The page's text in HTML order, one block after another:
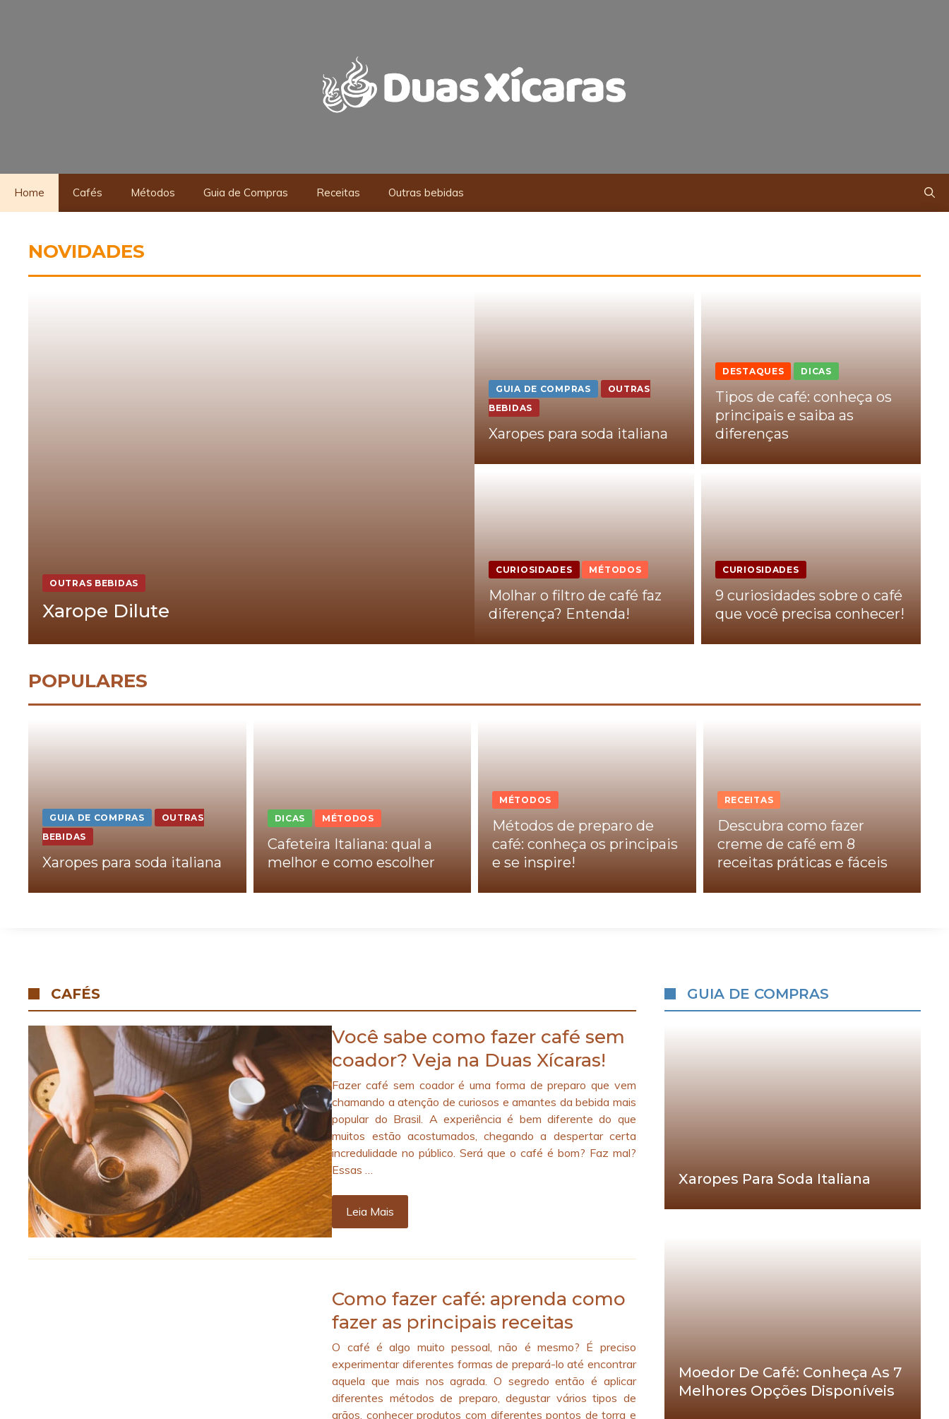
Home Cafés Métodos Guia de Compras Receitas Outras bebidas
NOVIDADES
OUTRAS BEBIDAS
Xarope Dilute
GUIA DE COMPRAS
OUTRAS
BEBIDAS
Xaropes para soda italiana
DESTAQUES DICAS
Tipos de café: conheça os
principais e saiba as
diferenças
CURIOSIDADES MÉTODOS
Molhar o filtro de café faz
diferença? Entenda!
CURIOSIDADES
9 curiosidades sobre o café
que você precisa conhecer!
POPULARES
GUIA DE COMPRAS
OUTRAS
BEBIDAS
Xaropes para soda italiana
DICAS MÉTODOS
Cafeteira Italiana: qual a
melhor e como escolher
MÉTODOS
Métodos de preparo de
café: conheça os principais
e se inspire!
RECEITAS
Descubra como fazer
creme de café em 8
receitas práticas e fáceis
CAFÉS
Você sabe como fazer café sem
coador? Veja na Duas Xícaras!
Fazer café sem coador é uma forma de preparo que vem
chamando a atenção de curiosos e amantes da bebida mais
popular do Brasil. A experiência é bem diferente do que
muitos estão acostumados, chegando a despertar certa
incredulidade no público. Será que o café é bom? Faz mal?
Essas …
Leia Mais
Como fazer café: aprenda como
fazer as principais receitas
O café é algo muito pessoal, não é mesmo? É preciso
experimentar diferentes formas de prepará-lo até encontrar
aquela que mais nos agrada. O segredo então é aplicar
diferentes métodos de preparo, degustar vários tipos de
grãos, conhecer produtos com diferentes pontos de torra e
GUIA DE COMPRAS
Xaropes Para Soda Italiana
Moedor De Café: Conheça As 7
Melhores Opções Disponíveis